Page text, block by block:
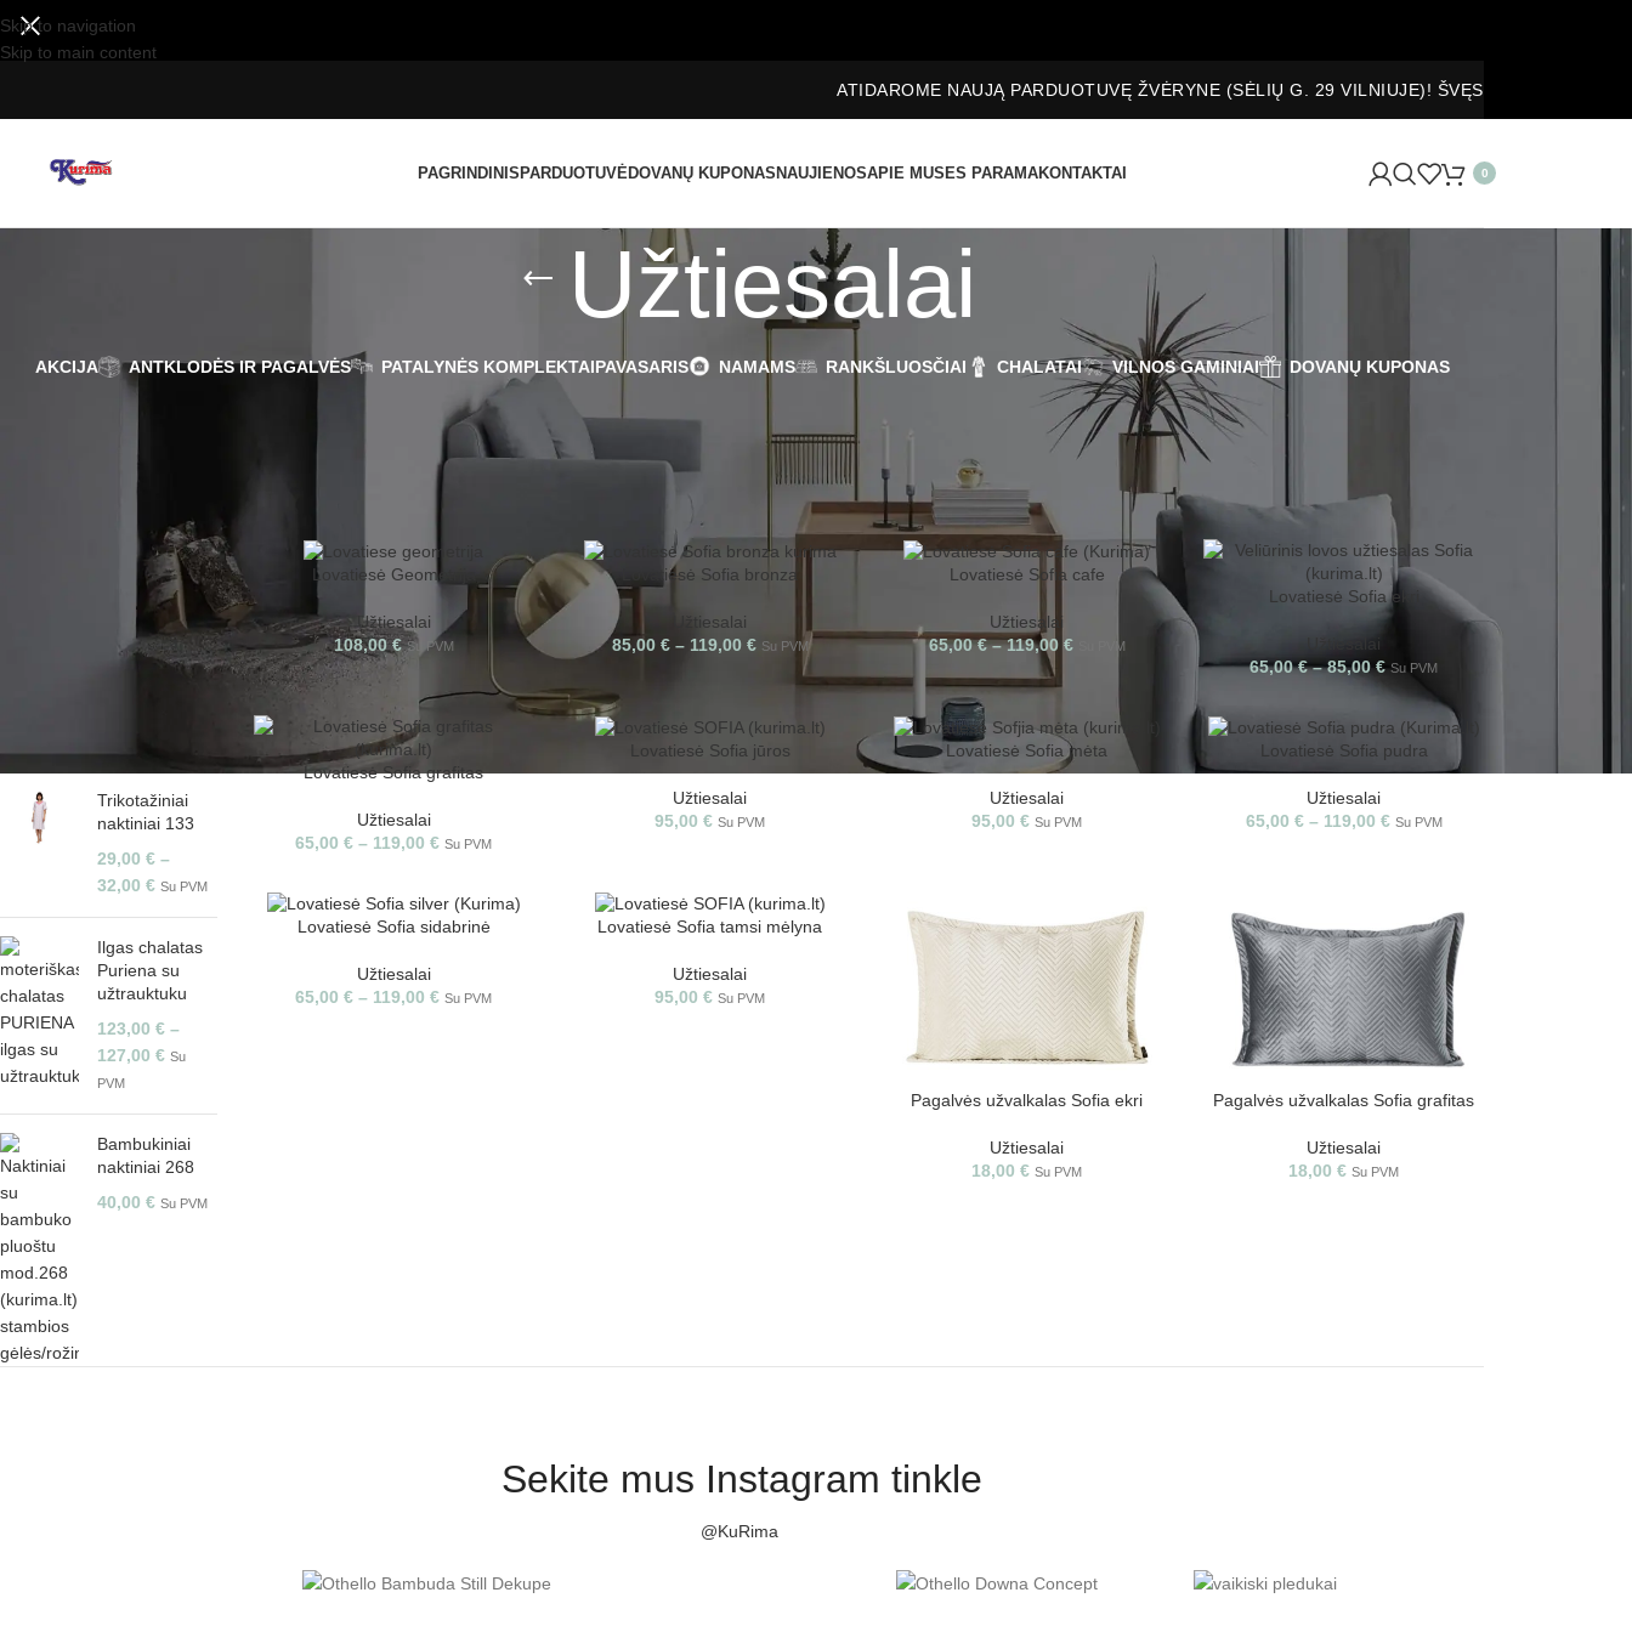
Skip to navigation
Skip to main content
ATIDAROME NAUJĄ PARDUOTUVĘ ŽVĖRYNE (SĖLIŲ G. 29 VILNIUJE)! ŠVĘSKITE KARTU IR
PAGRINDINIS PARDUOTUVĖDOVANŲ KUPONAS NAUJIENOSAPIE MUS ES PARAMAKONTAKTAI 0
Užtiesalai
AKCIJA ANTKLODĖS IR PAGALVĖS PATALYNĖS KOMPLEKTAIPAVASARIS NAMAMS RANKŠLUOSČIAI CHALATAI VILNOS GAMINIAI DOVANŲ KUPONAS
PERKAMIAUSI
Trikotažiniai
naktiniai 133
29,00 € –
32,00 € Su PVM
Ilgas chalatas
Puriena su
užtrauktuku
123,00 € –
127,00 € Su
PVM
Bambukiniai
naktiniai 268
40,00 € Su PVM
Lovos užtiesalai – tai tvarkingai, tarsi iš žurnalo, atrodančio kambario dalis. Lovos užtiesalai ne tik užtikrina kambario tvarkingą išvaizdą, bet tuo pačiu dienos
metu apsaugo nuo augintinių, dulkių ar nešvarumų. Tai interjeras, higiena ir tvarka viename!
Rodyti 9 24
Lovatiesė Geometrija
Užtiesalai
108,00€ Su PVM
Lovatiesė Sofia bronza
Užtiesalai
85,00 € – 119,00 € Su PVM
Lovatiesė Sofia cafe
Užtiesalai
65,00€ – 119,00 € Su PVM
Lovatiesė Sofia ekri
65,00€ – 85,00 € Su PVM
Lovatiesė Sofia grafitas
Užtiesalai
65,00€ – 119,00€ Su PVM
Lovatiesė Sofia jūros
Užtiesalai
95,00€ Su PVM
Lovatiesė Sofia mėta
Užtiesalai
95,00€ Su PVM
Lovatiesė Sofia pudra
Užtiesalai
65,00 € – 119,00 € Su PVM
Lovatiesė Sofia sidabrinė
Užtiesalai
65,00€ – 119,00€ Su PVM
Lovatiesė Sofia tamsi mėlyna
Užtiesalai
95,00€ Su PVM
Pagalvės užvalkalas Sofia ekri
Užtiesalai
18,00€ Su PVM
Pagalvės užvalkalas Sofia grafitas
Užtiesalai
18,00 € Su PVM
Sekite mus Instagram tinkle
@KuRima